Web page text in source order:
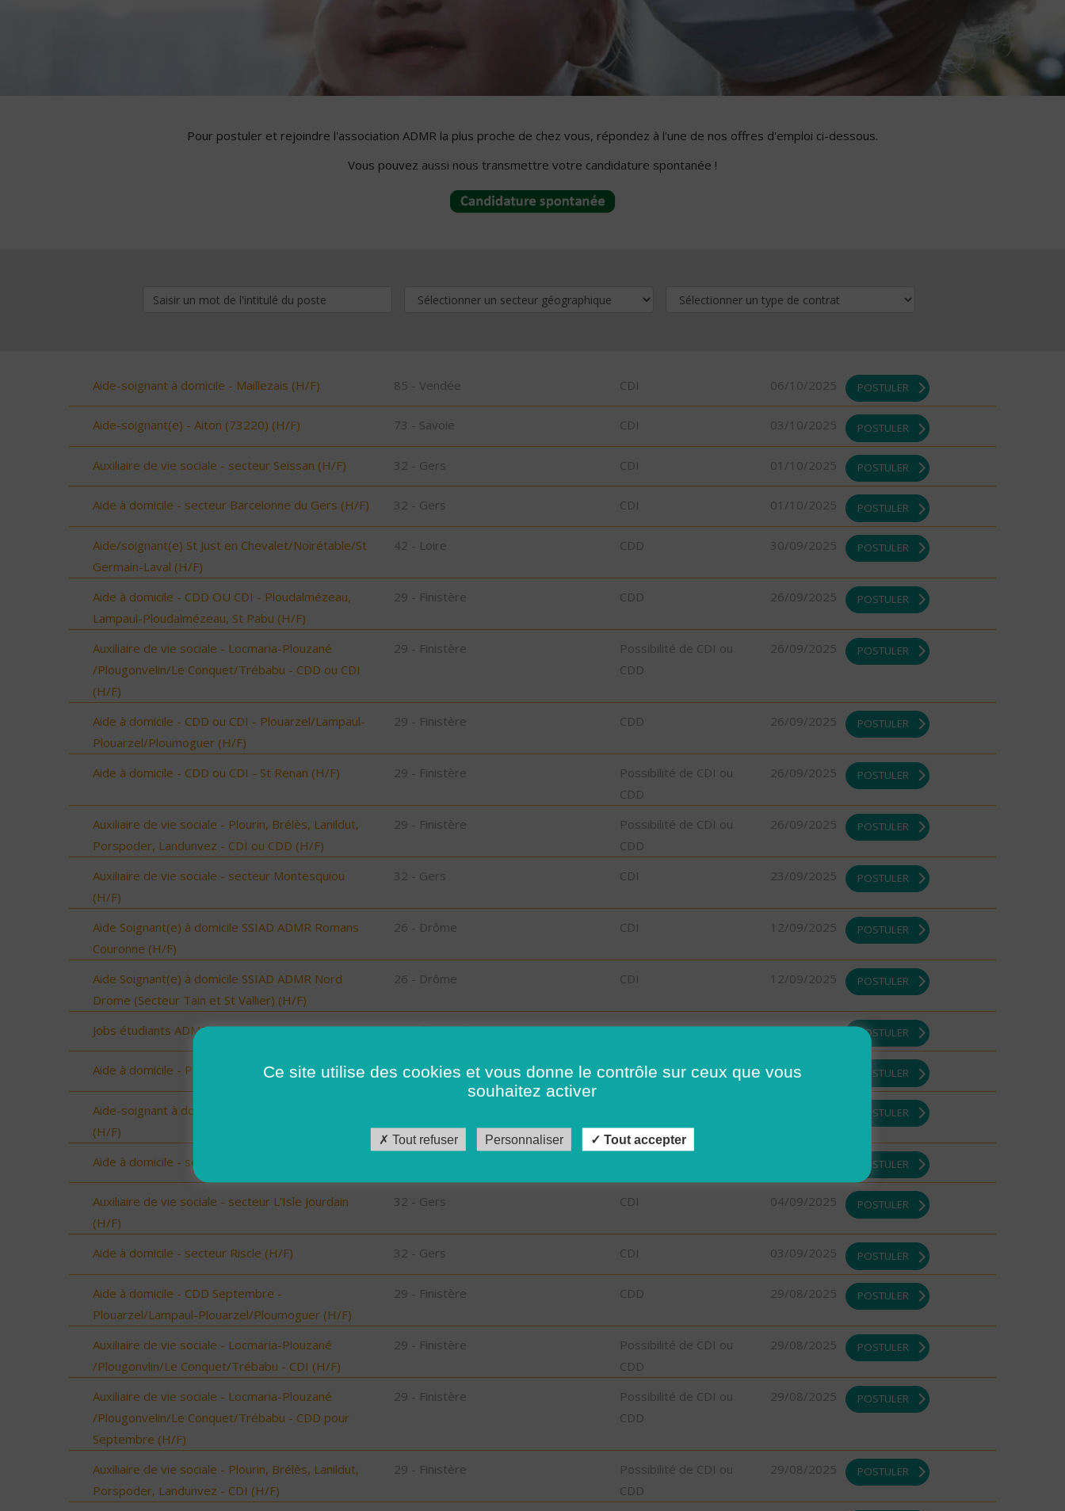
Pour postuler et rejoindre l'association ADMR la plus proche de chez vous, répondez à l'une de nos offres d'emploi ci-dessous.
Vous pouvez aussi nous transmettre votre candidature spontanée !
Aide-soignant à domicile - Maillezais (H/F) 85 - Vendée CDI 06/10/2025 POSTULER
Aide-soignant(e) - Aiton (73220) (H/F) 73 - Savoie CDI 03/10/2025 POSTULER
Auxiliaire de vie sociale - secteur Seissan (H/F) 32 - Gers CDI 01/10/2025 POSTULER
Aide à domicile - secteur Barcelonne du Gers (H/F) 32 - Gers CDI 01/10/2025 POSTULER
Aide/soignant(e) St Just en Chevalet/Noirétable/St
Germain-Laval (H/F)
42 - Loire CDD 30/09/2025 POSTULER
Aide à domicile - CDD OU CDI - Ploudalmézeau,
Lampaul-Ploudalmézeau, St Pabu (H/F)
29 - Finistère CDD 26/09/2025 POSTULER
Auxiliaire de vie sociale - Locmaria-Plouzané
/Plougonvelin/Le Conquet/Trébabu - CDD ou CDI
(H/F)
29 - Finistère
Possibilité de CDI ou
CDD
26/09/2025 POSTULER
Aide à domicile - CDD ou CDI - Plouarzel/Lampaul-
Plouarzel/Ploumoguer (H/F)
29 - Finistère CDD 26/09/2025 POSTULER
Aide à domicile - CDD ou CDI - St Renan (H/F) 29 - Finistère
Possibilité de CDI ou
CDD
26/09/2025 POSTULER
Auxiliaire de vie sociale - Plourin, Brélès, Lanildut,
Porspoder, Landunvez - CDI ou CDD (H/F)
29 - Finistère
Possibilité de CDI ou
CDD
26/09/2025 POSTULER
Auxiliaire de vie sociale - secteur Montesquiou
(H/F)
32 - Gers CDI 23/09/2025 POSTULER
Aide Soignant(e) à domicile SSIAD ADMR Romans
Couronne (H/F)
26 - Drôme CDI 12/09/2025 POSTULER
Aide Soignant(e) à domicile SSIAD ADMR Nord
Drome (Secteur Tain et St Vallier) (H/F)
26 - Drôme CDI 12/09/2025 POSTULER
Jobs étudiants ADMR 35 (H/F) 35 - Ille-et-Vilaine CDD 10/09/2025 POSTULER
Aide à domicile - Pouzauges (Vendée) (H/F) 85 - Vendée CDI 10/09/2025 POSTULER
Aide-soignant à domicile - Chantonnay (Vendée)
(H/F)
POSTULER
Aide à domicile - secteur Beaumarchès (H/F) POSTULER
Auxiliaire de vie sociale - secteur L'Isle Jourdain
(H/F)
32 - Gers CDI 04/09/2025 POSTULER
Aide à domicile - secteur Riscle (H/F) 32 - Gers CDI 03/09/2025 POSTULER
Aide à domicile - CDD Septembre -
Plouarzel/Lampaul-Plouarzel/Ploumoguer (H/F)
29 - Finistère CDD 29/08/2025 POSTULER
Auxiliaire de vie sociale - Locmaria-Plouzané
/Plougonvlin/Le Conquet/Trébabu - CDI (H/F)
29 - Finistère
Possibilité de CDI ou
CDD
29/08/2025 POSTULER
Auxiliaire de vie sociale - Locmaria-Plouzané
/Plougonvelin/Le Conquet/Trébabu - CDD pour
Septembre (H/F)
29 - Finistère
Possibilité de CDI ou
CDD
29/08/2025 POSTULER
Auxiliaire de vie sociale - Plourin, Brélès, Lanildut,
Porspoder, Landunvez - CDI (H/F)
29 - Finistère
Possibilité de CDI ou
CDD
29/08/2025 POSTULER
Ce site utilise des cookies et vous donne le contrôle sur ceux que vous
souhaitez activer
Tout refuser Personnaliser Tout accepter